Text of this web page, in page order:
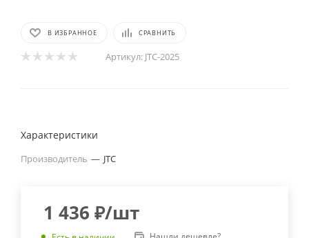
В ИЗБРАННОЕ СРАВНИТЬ
Артикул: JTC-2025
Характеристики
Производитель — JTC
1 436 ₽/шт